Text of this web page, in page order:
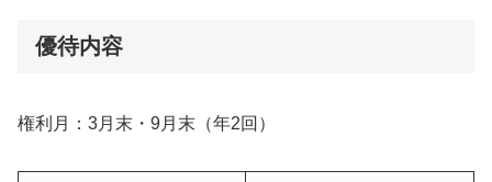
優待内容
権利月：3月末・9月末（年2回）